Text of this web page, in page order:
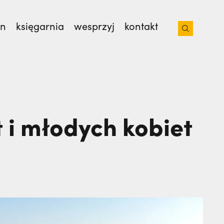
księgarnia wesprzyj kontakt
młodych kobiet